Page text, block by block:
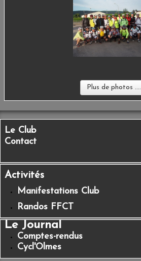
Plus de photos ....
Le Club
Contact
Activités
Manifestations Club
Randos FFCT
Le Journal
Comptes-rendus
Cycl'Olmes